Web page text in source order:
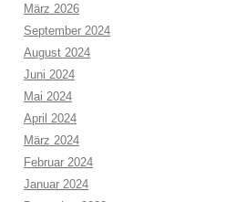
März 2026
September 2024
August 2024
Juni 2024
Mai 2024
April 2024
März 2024
Februar 2024
Januar 2024